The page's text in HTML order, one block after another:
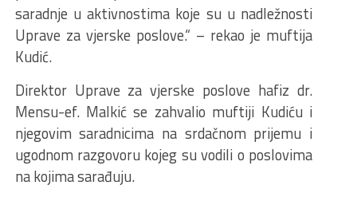
saradnje u aktivnostima koje su u nadležnosti
Uprave za vjerske poslove.“ – rekao je muftija
Kudić.
Direktor Uprave za vjerske poslove hafiz dr.
Mensu-ef. Malkić se zahvalio muftiji Kudiću i
njegovim saradnicima na srdačnom prijemu i
ugodnom razgovoru kojeg su vodili o poslovima
na kojima sarađuju.